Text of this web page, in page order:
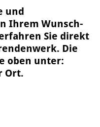
und
Ihrem Wunsch-
Sie direkt
Die
oben unter:
Ort.